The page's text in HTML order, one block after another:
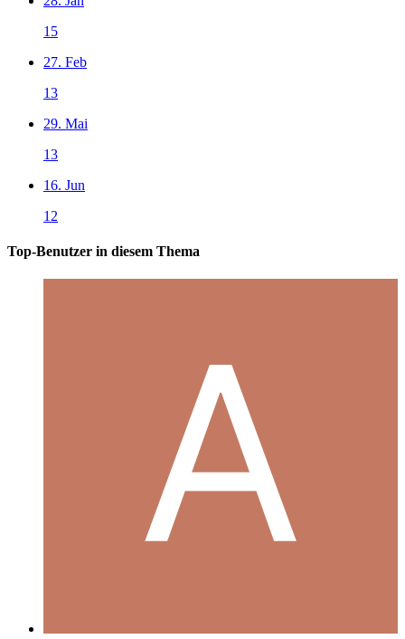
15
27. Feb
13
29. Mai
13
16. Jun
12
Top-Benutzer in diesem Thema